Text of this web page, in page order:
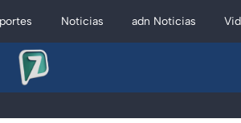
Noticias adn Noticias